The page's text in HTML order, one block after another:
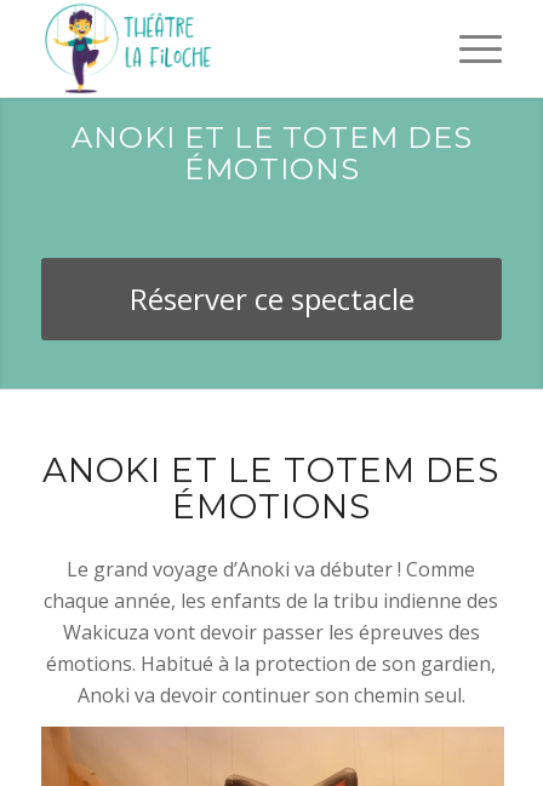
ANOKI ET LE TOTEM DES
ÉMOTIONS
Réserver ce spectacle
ANOKI ET LE TOTEM DES
ÉMOTIONS
Le grand voyage d’Anoki va débuter ! Comme
chaque année, les enfants de la tribu indienne des
Wakicuza vont devoir passer les épreuves des
émotions. Habitué à la protection de son gardien,
Anoki va devoir continuer son chemin seul.